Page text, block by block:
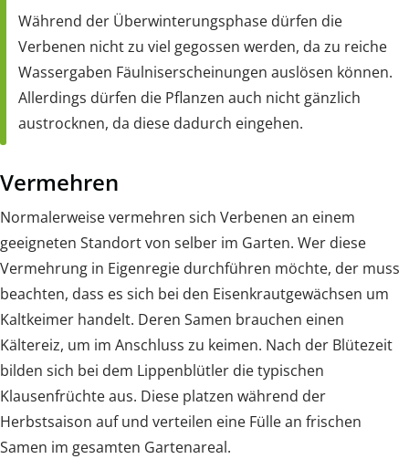
Während der Überwinterungsphase dürfen die
Verbenen nicht zu viel gegossen werden, da zu reiche
Wassergaben Fäulniserscheinungen auslösen können.
Allerdings dürfen die Pflanzen auch nicht gänzlich
austrocknen, da diese dadurch eingehen.
Vermehren
Normalerweise vermehren sich Verbenen an einem
geeigneten Standort von selber im Garten. Wer diese
Vermehrung in Eigenregie durchführen möchte, der muss
beachten, dass es sich bei den Eisenkrautgewächsen um
Kaltkeimer handelt. Deren Samen brauchen einen
Kältereiz, um im Anschluss zu keimen. Nach der Blütezeit
bilden sich bei dem Lippenblütler die typischen
Klausenfrüchte aus. Diese platzen während der
Herbstsaison auf und verteilen eine Fülle an frischen
Samen im gesamten Gartenareal.